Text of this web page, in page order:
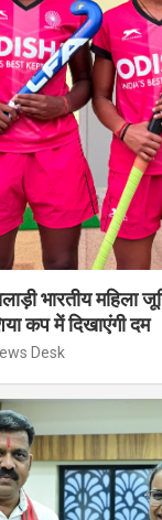
भारतीय महिला
कप में दिखाएंगी दम
Desk